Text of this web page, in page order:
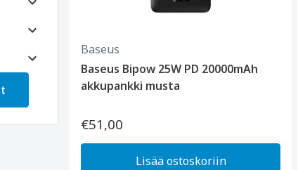
Baseus
Baseus Bipow 25W PD 20000mAh
akkupankki musta
€51,00
Lisää ostoskoriin